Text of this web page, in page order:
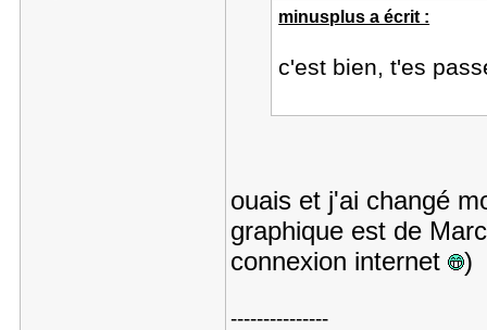
minusplus a écrit :
c'est bien, t'es
ouais et j'ai changé
graphique est de
connexion internet
)
---------------